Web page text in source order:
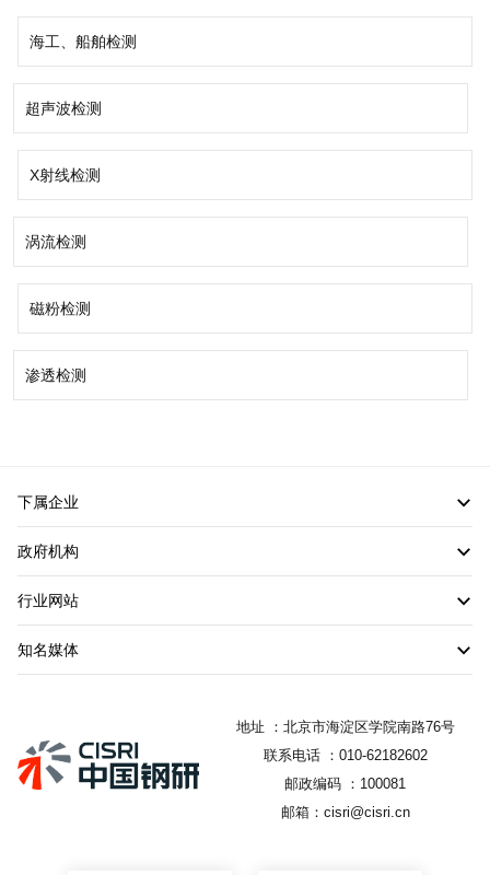
海工、船舶检测
超声波检测
X射线检测
涡流检测
磁粉检测
渗透检测
下属企业
政府机构
行业网站
知名媒体
地址 ：北京市海淀区学院南路76号
联系电话 ：010-62182602
邮政编码 ：100081
邮箱：cisri@cisri.cn